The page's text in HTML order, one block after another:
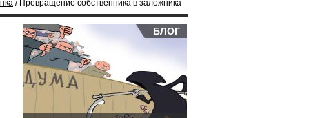
/ Превращение собственника в заложника
БЛОГ